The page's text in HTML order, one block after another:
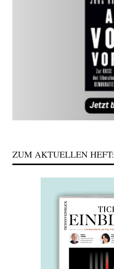
ZUM AKTUELLEN HEFT: